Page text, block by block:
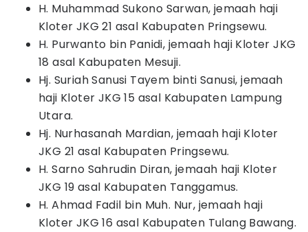
H. Muhammad Sukono Sarwan, jemaah haji
Kloter JKG 21 asal Kabupaten Pringsewu.
H. Purwanto bin Panidi, jemaah haji Kloter JKG
18 asal Kabupaten Mesuji.
Hj. Suriah Sanusi Tayem binti Sanusi, jemaah
haji Kloter JKG 15 asal Kabupaten Lampung
Utara.
Hj. Nurhasanah Mardian, jemaah haji Kloter
JKG 21 asal Kabupaten Pringsewu.
H. Sarno Sahrudin Diran, jemaah haji Kloter
JKG 19 asal Kabupaten Tanggamus.
H. Ahmad Fadil bin Muh. Nur, jemaah haji
Kloter JKG 16 asal Kabupaten Tulang Bawang.